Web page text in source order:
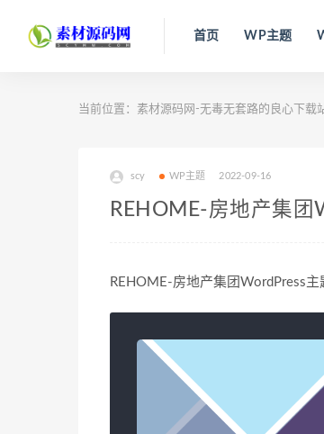
首页 WP主题
当前位置： 素材源码网-无毒无套路的良心下载
scy WP主题 2022-09-16
REHOME-房地产集团
REHOME-房地产集团WordPress主